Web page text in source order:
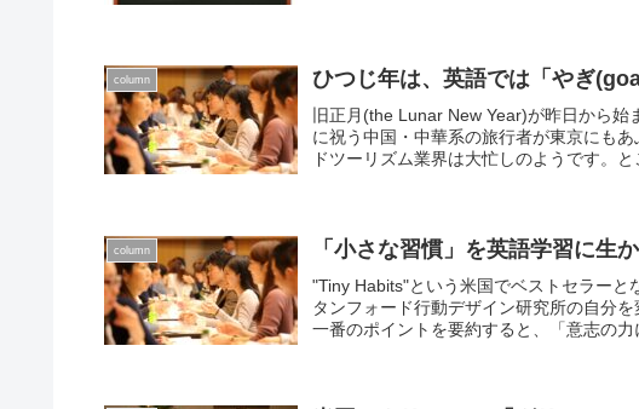
column ひつじ年は、英語では「やぎ
旧正月(the Lunar New Year)が昨日から
に祝う中国・中華系の旅行者が東京にも
ドツーリズム業界は大忙しのようです。
column 「小さな習慣」を英語学習に生
"Tiny Habits"という米国でベストセラー
タンフォード行動デザイン研究所の自分
一番のポイントを要約すると、「意志の力